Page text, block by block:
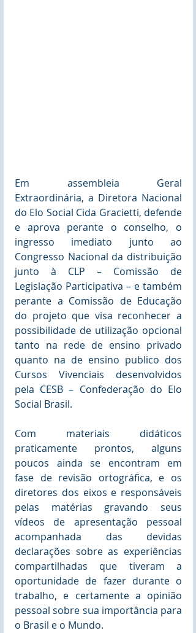
Em assembleia Geral
Extraordinária, a Diretora Nacional
do Elo Social Cida Gracietti, defende
e aprova perante o conselho, o
ingresso imediato junto ao
Congresso Nacional da distribuição
junto à CLP – Comissão de
Legislação Participativa – e também
perante a Comissão de Educação
do projeto que visa reconhecer a
possibilidade de utilização opcional
tanto na rede de ensino privado
quanto na de ensino publico dos
Cursos Vivenciais desenvolvidos
pela CESB – Confederação do Elo
Social Brasil.
Com materiais didáticos
praticamente prontos, alguns
poucos ainda se encontram em
fase de revisão ortográfica, e os
diretores dos eixos e responsáveis
pelas matérias gravando seus
vídeos de apresentação pessoal
acompanhada das devidas
declarações sobre as experiências
compartilhadas que tiveram a
oportunidade de fazer durante o
trabalho, e certamente a opinião
pessoal sobre sua importância para
o Brasil e o Mundo.